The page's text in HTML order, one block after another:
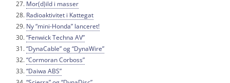
Mor(d)ild i masser
Radioaktivitet i Kattegat
Ny “mini-Honda” lanceret!
“Fenwick Techna AV”
“DynaCable” og “DynaWire”
“Cormoran Corboss”
“Daiwa ABS”